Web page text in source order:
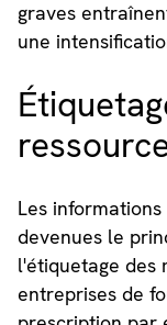
graves
une
Les
devenues le
l'étiquetage des
entreprises de